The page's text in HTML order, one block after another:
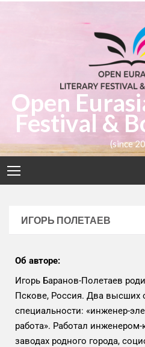
Open
Festival &
(since
ИГОРЬ ПОЛЕТАЕВ
Об авторе:
Игорь Баранов-Полетаев
Пскове, Россия. Два высших
специальности: «инженер-
работа». Работал
заводах родного города,